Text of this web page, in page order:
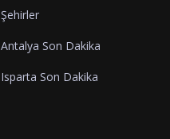
Şehirler
Antalya Son Dakika
Isparta Son Dakika